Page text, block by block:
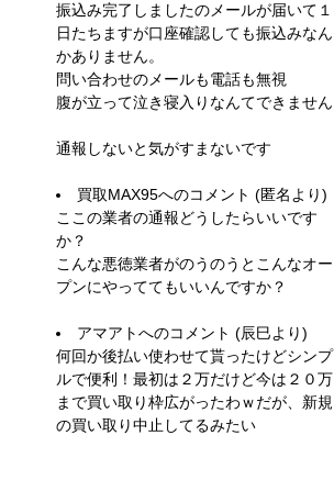
振込み完了しましたのメールが届いて１
日たちますが口座確認しても振込みなん
かありません。
問い合わせのメールも電話も無視
腹が立って泣き寝入りなんてできません
通報しないと気がすまないです
買取MAX95へのコメント (匿名より)
ここの業者の通報どうしたらいいです
か？
こんな悪徳業者がのうのうとこんなオー
プンにやっててもいいんですか？
アマアトへのコメント (辰巳より)
何回か後払い使わせて貰ったけどシンプ
ルで便利！最初は２万だけど今は２０万
まで買い取り枠広がったわｗだが、新規
の買い取り中止してるみたい